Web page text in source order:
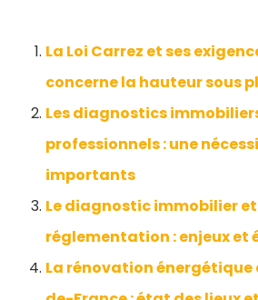
La Loi Carrez et ses
concerne la hauteur sous
Les diagnostics
professionnels : une
importants
Le diagnostic immobilier
réglementation : enjeux et
La rénovation énergétique